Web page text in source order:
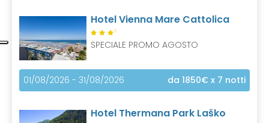
Hotel Vienna Mare Cattolica
S
SPECIALE PROMO AGOSTO
01/08/2026 - 31/08/2026 da 1850€ x 7 notti
Hotel Thermana Park Laško